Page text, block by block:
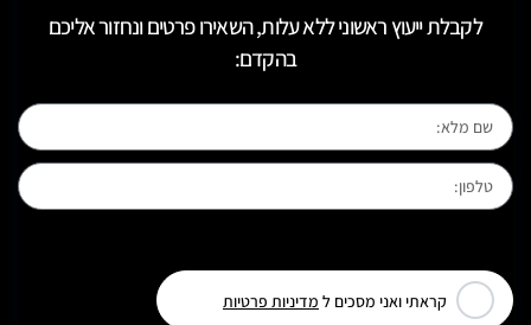
לקבלת ייעוץ ראשוני ללא עלות, השאירו פרטים ונחזור אליכם
בהקדם:
קראתי ואני מסכים ל מדיניות פרטיות